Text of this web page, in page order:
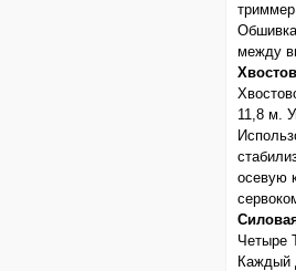
между
11,8 м.
осевую
Четыре
Каждый